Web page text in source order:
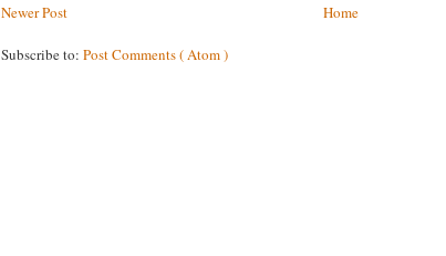
Newer Post
Home
Subscribe to: Post Comments ( Atom )